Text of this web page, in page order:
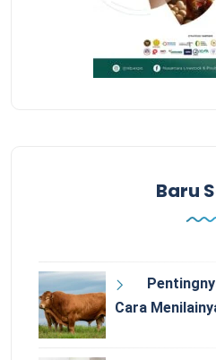
Baru
Cara